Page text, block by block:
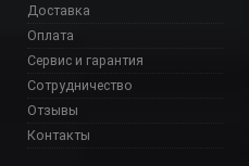
Доставка
Оплата
Сервис и гарантия
Сотрудничество
Отзывы
Контакты